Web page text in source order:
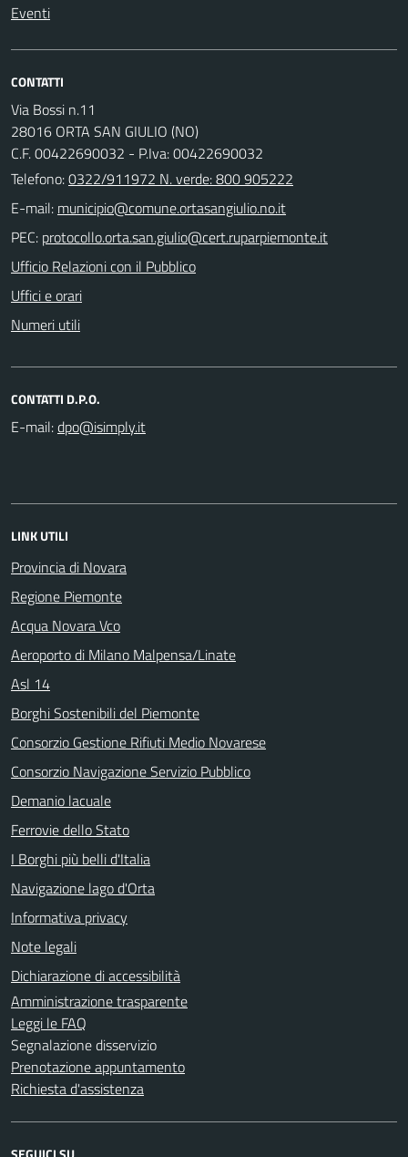
Eventi
CONTATTI
Via Bossi n.11
28016 ORTA SAN GIULIO (NO)
C.F. 00422690032 - P.Iva: 00422690032
Telefono:0322/911972 N. verde: 800 905222
E-mail:
PEC:
Ufficio Relazioni con il Pubblico
Uffici e orari
Numeri utili
CONTATTI D.P.O.
E-mail:
LINK UTILI
Provincia di Novara
Regione Piemonte
Acqua Novara Vco
Aeroporto di Milano Malpensa/Linate
Asl 14
Borghi Sostenibili del Piemonte
Consorzio Gestione Rifiuti Medio Novarese
Consorzio Navigazione Servizio Pubblico
Demanio lacuale
Ferrovie dello Stato
I Borghi più belli d'Italia
Navigazione lago d'Orta
Informativa privacy
Note legali
Dichiarazione di accessibilità
Amministrazione trasparente
Leggi le FAQ
Segnalazione disservizio
Prenotazione appuntamento
Richiesta d'assistenza